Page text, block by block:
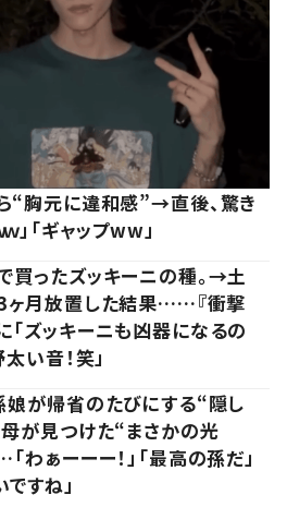
“胸元に違和感”→直後、驚き
」「ギャップww」
買ったズッキーニの種。→土
ヶ月放置した結果……『衝撃
「ズッキーニも凶器になるの
太い音！笑」
が帰省のたびにする“隠し
母が見つけた“まさかの光
わぁーーー！」「最高の孫だ」
ですね」